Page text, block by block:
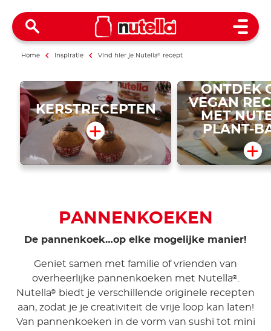
Open
Home Inspiratie Vind hier je Nutella® recept
KERSTRECEPTEN
ONTDEK
VEGAN
MET
PLANT-
PANNENKOEKEN
De pannenkoek…op elke mogelijke manier!
Geniet samen met familie of vrienden van
overheerlijke pannenkoeken met Nutella® .
Nutella®
biedt je verschillende originele recepten
aan, zodat je je creativiteit de vrije loop kan laten!
Van pannenkoeken in de vorm van sushi tot mini